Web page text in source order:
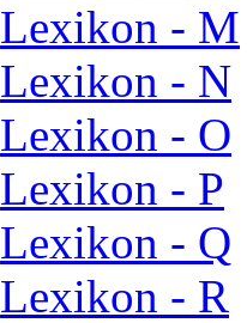
Lexikon - M
Lexikon - N
Lexikon - O
Lexikon - P
Lexikon - Q
Lexikon - R